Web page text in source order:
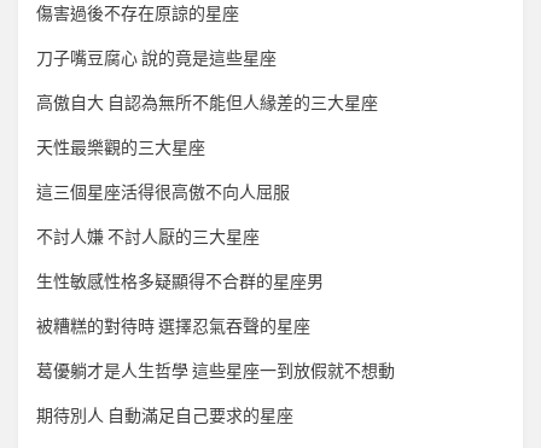
傷害過後不存在原諒的星座
刀子嘴豆腐心 說的竟是這些星座
高傲自大 自認為無所不能但人緣差的三大星座
天性最樂觀的三大星座
這三個星座活得很高傲不向人屈服
不討人嫌 不討人厭的三大星座
生性敏感性格多疑顯得不合群的星座男
被糟糕的對待時 選擇忍氣吞聲的星座
葛優躺才是人生哲學 這些星座一到放假就不想動
期待別人 自動滿足自己要求的星座